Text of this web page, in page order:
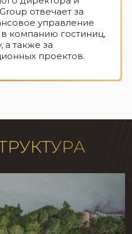
отвечает за
управление
компанию гостиниц,
а также за
проектов.